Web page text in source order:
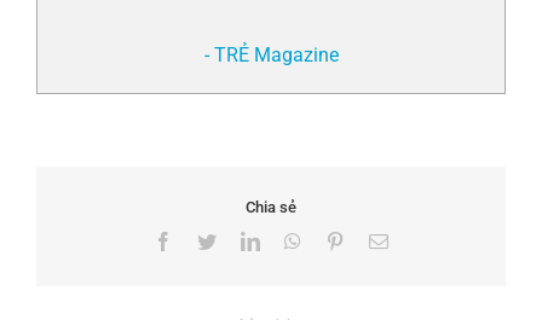
- TRẺ Magazine
Chia sẻ
Facebook
TwitterLinkedInWhatsApp
PinterestEmail